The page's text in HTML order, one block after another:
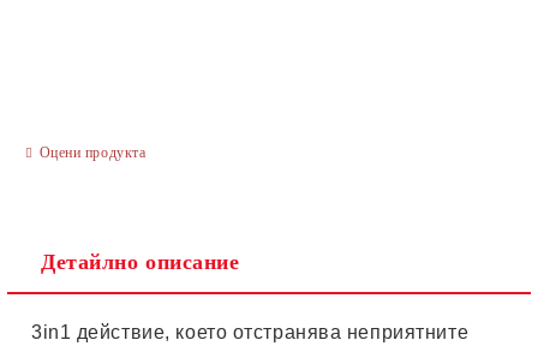
Оцени продукта
Детайлно описание
3in1 действие, което отстранява неприятните